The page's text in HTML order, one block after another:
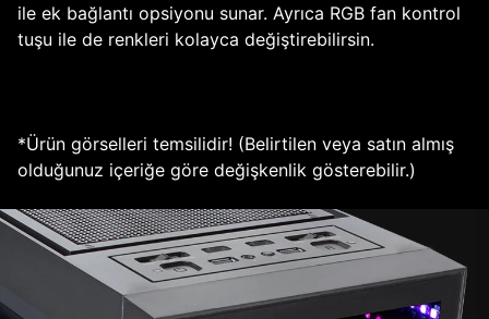
ile ek bağlantı opsiyonu sunar. Ayrıca RGB fan kontrol
tuşu ile de renkleri kolayca değiştirebilirsin.
*Ürün görselleri temsilidir! (Belirtilen veya satın almış
olduğunuz içeriğe göre değişkenlik gösterebilir.)